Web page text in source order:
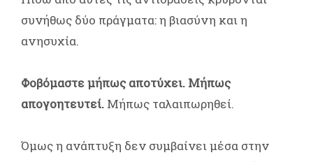
συνήθως δύο πράγματα: η βιασύνη και η
ανησυχία.
Φοβόμαστε μήπως αποτύχει. Μήπως
απογοητευτεί. Μήπως ταλαιπωρηθεί.
Όμως η ανάπτυξη δεν συμβαίνει μέσα στην